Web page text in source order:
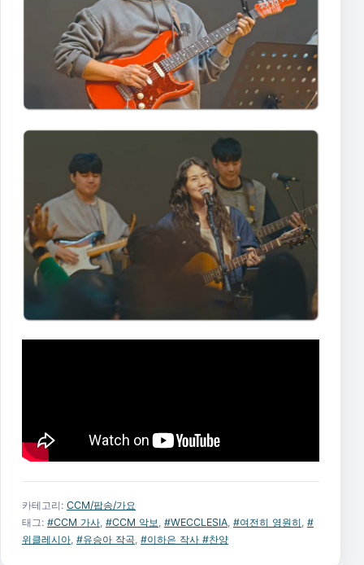
카테고리: CCM/팝송/가요
태그: #CCM 가사 #CCM 악보 #WECCLESIA #여전히 영원히 #
위클레시아 #유승아 작곡 #이하은 작사 #찬양